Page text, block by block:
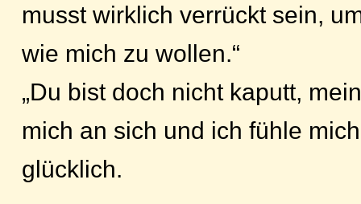
musst wirklich verrückt sein,
wie mich zu wollen.“
„Du bist doch nicht kaputt,
mich an sich und ich fühle
glücklich.